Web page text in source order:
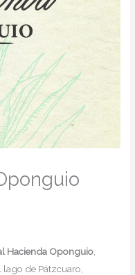
Hacienda Oponguio
de Pátzcuaro,